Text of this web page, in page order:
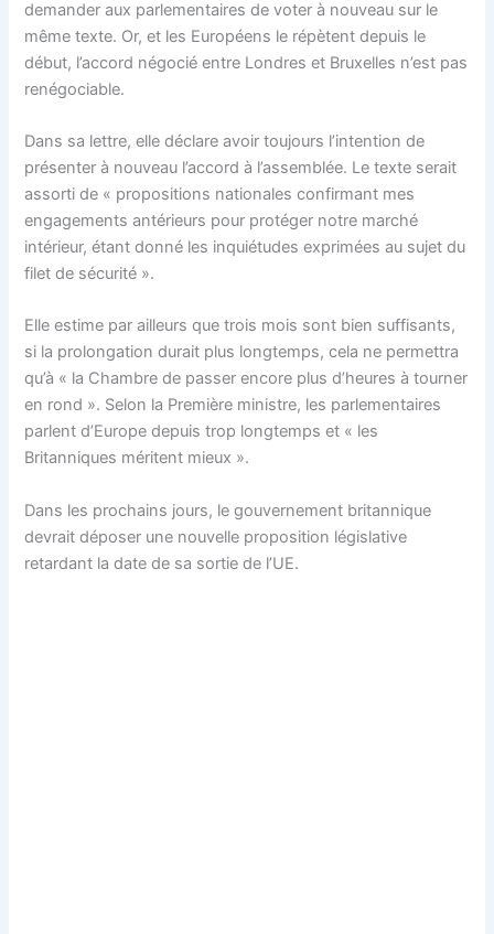
demander aux parlementaires de voter à nouveau sur le
même texte. Or, et les Européens le répètent depuis le
début, l’accord négocié entre Londres et Bruxelles n’est pas
renégociable.
Dans sa lettre, elle déclare avoir toujours l’intention de
présenter à nouveau l’accord à l’assemblée. Le texte serait
assorti de « propositions nationales confirmant mes
engagements antérieurs pour protéger notre marché
intérieur, étant donné les inquiétudes exprimées au sujet du
filet de sécurité ».
Elle estime par ailleurs que trois mois sont bien suffisants,
si la prolongation durait plus longtemps, cela ne permettra
qu’à « la Chambre de passer encore plus d’heures à tourner
en rond ». Selon la Première ministre, les parlementaires
parlent d’Europe depuis trop longtemps et « les
Britanniques méritent mieux ».
Dans les prochains jours, le gouvernement britannique
devrait déposer une nouvelle proposition législative
retardant la date de sa sortie de l’UE.